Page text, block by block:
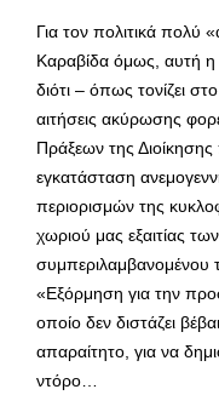
Για τον πολιτικά πολύ
Καραβίδα όμως, αυτή η
διότι – όπως τονίζει
αιτήσεις ακύρωσης
Πράξεων της
εγκατάσταση
περιορισμών της
χωριού μας εξαιτίας
συμπεριλαμβανομένου
«Εξόρμηση για την
οποίο δεν διστάζει
απαραίτητο, για να
ντόρο…